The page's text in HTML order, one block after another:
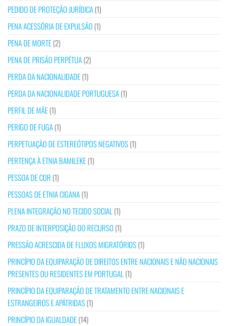
PEDIDO DE PROTEÇÃO JURÍDICA(1)
PENA ACESSÓRIA DE EXPULSÃO (1)
PENA DE MORTE(2)
PENA DE PRISÃO PERPÉTUA(2)
PERDA DA NACIONALIDADE(1)
PERDA DA NACIONALIDADE PORTUGUESA(1)
PERFIL DE MÃE(1)
PERIGO DE FUGA(1)
PERPETUAÇÃO DE ESTEREÓTIPOS NEGATIVOS(1)
PERTENÇA À ETNIA BAMILEKE(1)
PESSOA DE COR (1)
PESSOAS DE ETNIA CIGANA(1)
PLENA INTEGRAÇÃO NO TECIDO SOCIAL (1)
PRAZO DE INTERPOSIÇÃO DO RECURSO (1)
PRESSÃO ACRESCIDA DE FLUXOS MIGRATÓRIOS(1)
PRINCÍPIO DA EQUIPARAÇÃO DE DIREITOS ENTRE NACIONAIS E NÃO NACIONAIS
PRESENTES OU RESIDENTES EM PORTUGAL (1)
PRINCÍPIO DA EQUIPARAÇÃO DE TRATAMENTO ENTRE NACIONAIS E
ESTRANGEIROS E APÁTRIDAS(1)
PRINCÍPIO DA IGUALDADE(14)